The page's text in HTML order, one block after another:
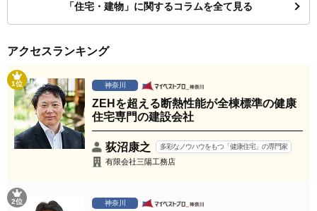
「住宅・建物」に関するコラムを全て見る
アクセスランキング
1位 神奈川
ZEHを超える断熱性能が全棟標準の健康
住宅専門の建設会社
荻沼康之 多彩なノウハウをもつ「健康住宅」の専門家
有限会社三陽工務店
2位 神奈川